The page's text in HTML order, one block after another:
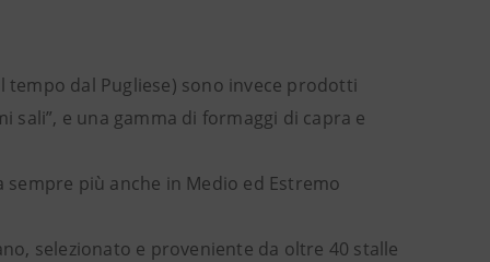
tempo dal Pugliese) sono invece prodotti
e una gamma di formaggi di capra e
più anche in Medio ed Estremo
selezionato e proveniente da oltre 40 stalle